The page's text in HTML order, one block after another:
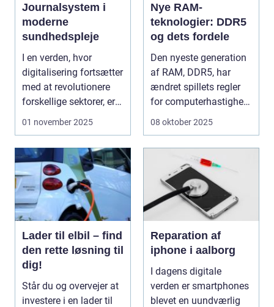
Journalsystem i
moderne
sundhedspleje
I en verden, hvor
digitalisering fortsætter
med at revolutionere
forskellige sektorer, er
01 november 2025
Nye RAM-
teknologier: DDR5
og dets fordele
Den nyeste generation
af RAM, DDR5, har
ændret spillets regler
for computerhastighed
og effekt...
08 oktober 2025
Lader til elbil – find
den rette løsning til
dig!
Står du og overvejer at
investere i en lader til
Reparation af
iphone i aalborg
I dagens digitale
verden er smartphones
blevet en uundværlig